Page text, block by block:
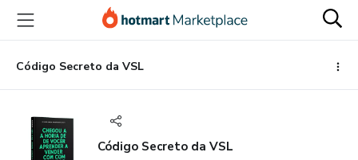
para
conteúdo
principal
para
pagamento
para
rodapéCódigo Secreto da VSL
Código Secreto da VSL